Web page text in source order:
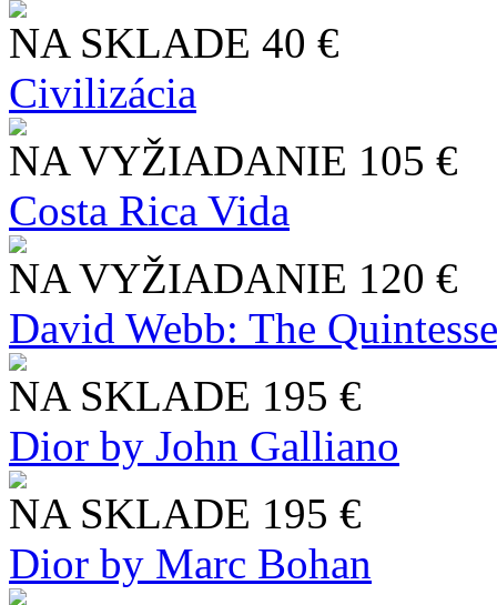
NA SKLADE 40 €
Civilizácia
NA VYŽIADANIE 105 €
Costa Rica Vida
NA VYŽIADANIE 120 €
David Webb: The
NA SKLADE 195 €
Dior by John Galliano
NA SKLADE 195 €
Dior by Marc Bohan